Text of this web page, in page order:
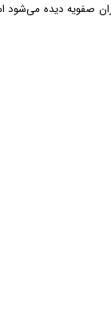
صفویه دیده می‌شود